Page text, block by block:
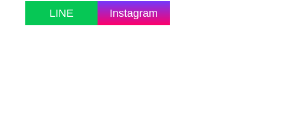
LINE Instagram